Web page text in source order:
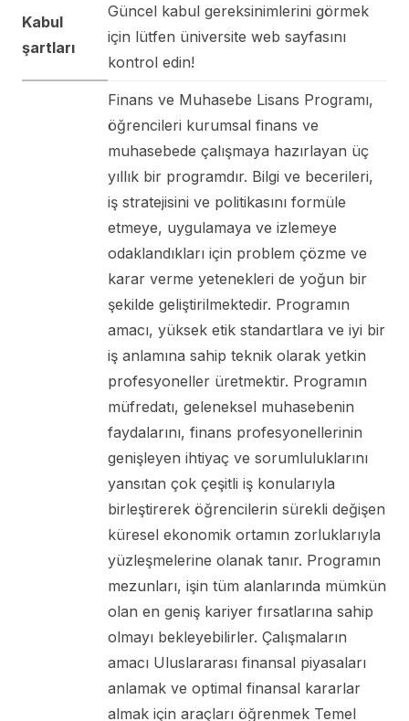
Kabul
şartları
Güncel kabul gereksinimlerini görmek
için lütfen üniversite web sayfasını
kontrol edin!
Finans ve Muhasebe Lisans Programı,
öğrencileri kurumsal finans ve
muhasebede çalışmaya hazırlayan üç
yıllık bir programdır. Bilgi ve becerileri,
iş stratejisini ve politikasını formüle
etmeye, uygulamaya ve izlemeye
odaklandıkları için problem çözme ve
karar verme yetenekleri de yoğun bir
şekilde geliştirilmektedir. Programın
amacı, yüksek etik standartlara ve iyi bir
iş anlamına sahip teknik olarak yetkin
profesyoneller üretmektir. Programın
müfredatı, geleneksel muhasebenin
faydalarını, finans profesyonellerinin
genişleyen ihtiyaç ve sorumluluklarını
yansıtan çok çeşitli iş konularıyla
birleştirerek öğrencilerin sürekli değişen
küresel ekonomik ortamın zorluklarıyla
yüzleşmelerine olanak tanır. Programın
mezunları, işin tüm alanlarında mümkün
olan en geniş kariyer fırsatlarına sahip
olmayı bekleyebilirler. Çalışmaların
amacı Uluslararası finansal piyasaları
anlamak ve optimal finansal kararlar
almak için araçları öğrenmek Temel